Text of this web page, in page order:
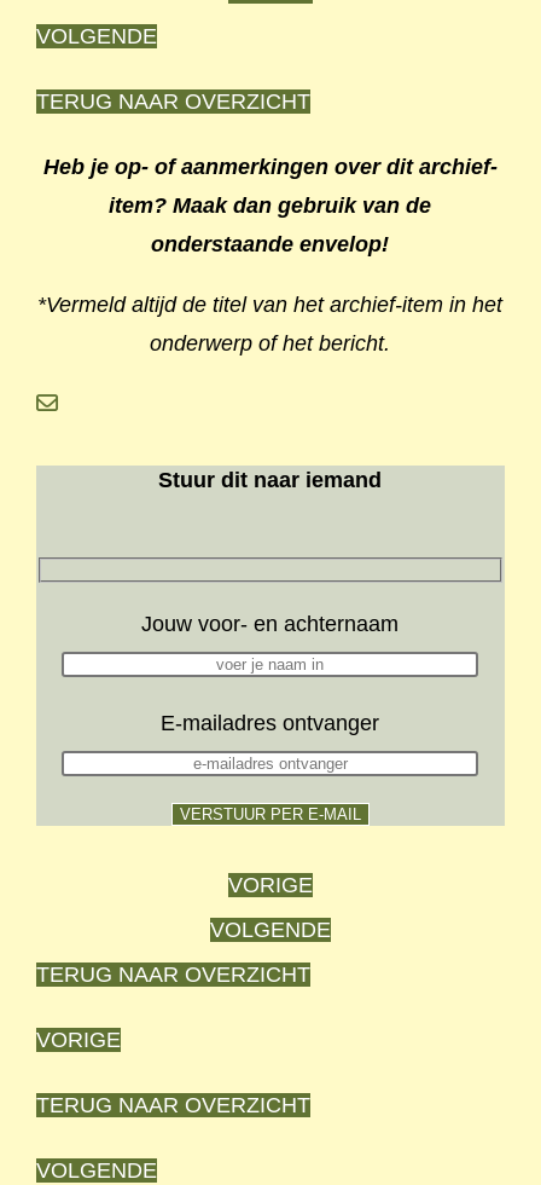
VOLGENDE
TERUG NAAR OVERZICHT
Heb je op- of aanmerkingen over dit archief-
item? Maak dan gebruik van de
onderstaande envelop!
*Vermeld altijd de titel van het archief-item in het
onderwerp of het bericht.
Stuur dit naar iemand
Jouw voor- en achternaam
E-mailadres ontvanger
VORIGE
VOLGENDE
TERUG NAAR OVERZICHT
VORIGE
TERUG NAAR OVERZICHT
VOLGENDE